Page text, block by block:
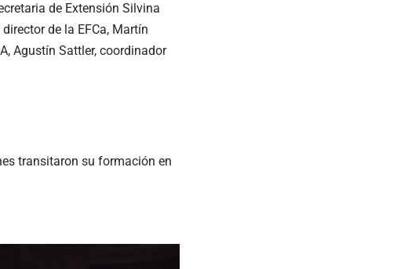
de Extensión Silvina
de la EFCa, Martín
Agustín Sattler, coordinador
transitaron su formación en